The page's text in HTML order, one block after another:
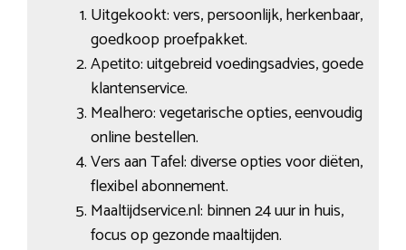
Uitgekookt: vers, persoonlijk, herkenbaar,
goedkoop proefpakket.
Apetito: uitgebreid voedingsadvies, goede
klantenservice.
Mealhero: vegetarische opties, eenvoudig
online bestellen.
Vers aan Tafel: diverse opties voor diëten,
flexibel abonnement.
Maaltijdservice.nl: binnen 24 uur in huis,
focus op gezonde maaltijden.